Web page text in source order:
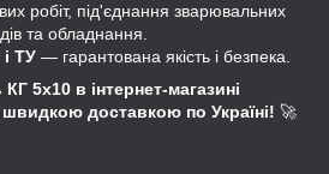
робіт, під'єднання зварювальних
та обладнання.
ТУ — гарантована якість і безпека.
5х10 в інтернет-магазині
швидкою доставкою по Україні! 🚀